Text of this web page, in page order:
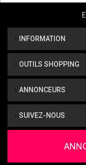
INFORMATION
OUTILS SHOPPING
ANNONCEURS
SUIVEZ-NOUS